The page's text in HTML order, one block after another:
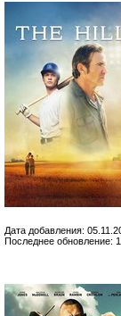
Дата добавления:
Последнее обновление: